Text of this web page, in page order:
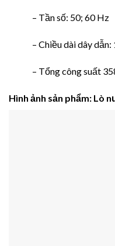
– Tần số: 50; 60 Hz
– Chiều dài dây dẫn:
– Tổng công suất
Hình ảnh sản phẩm: Lò